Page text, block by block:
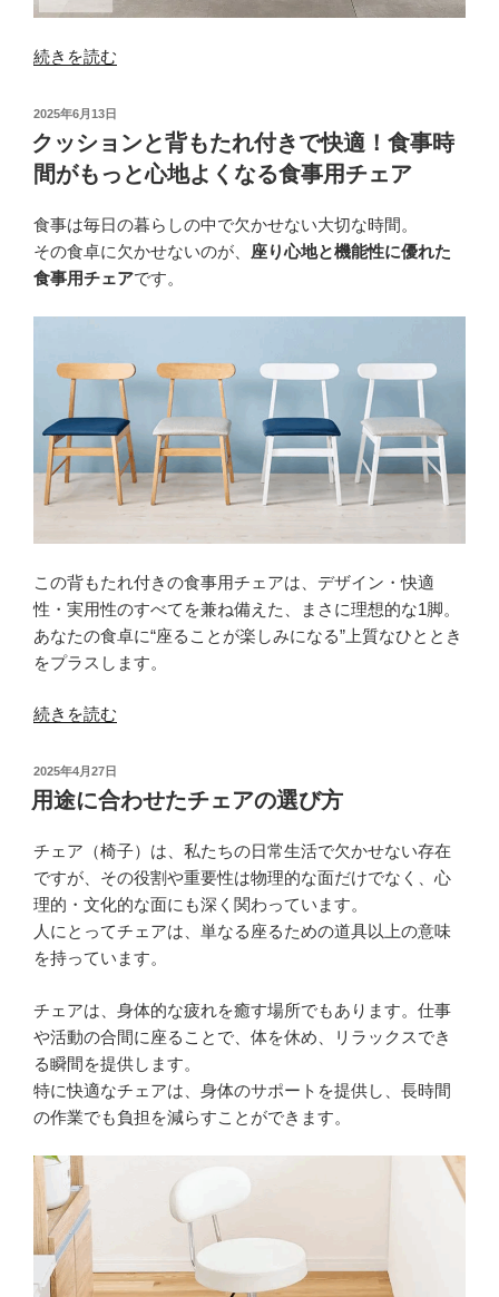
“ゆ
た
り、
な
の
に
軽
や
暮
寄
り
添
う
ア
ー
ム
チ
ア」”
続きを読む
投
稿
日:
2025年6月13日
クッションと背もたれ付きで快適！食事時
間がもっと心地よくなる食事用チェア
食事は毎日の暮らしの中で欠かせない大切な時間。
その食卓に欠かせないのが、 座り心地と機能性に優れた
食事用チェアです。
この背もたれ付きの食事用チェアは、デザイン・快適
性・実用性のすべてを兼ね備えた、まさに理想的な1脚。
あなたの食卓に“座ることが楽しみになる”上質なひととき
をプラスします。
“ク
シ
ョ
と
背
も
た
れ
き
で
快
適！
食
時
が
も
続きを読む
投
稿
日:
2025年4月27日
用途に合わせたチェアの選び方
チェア（椅子）は、私たちの日常生活で欠かせない存在
ですが、その役割や重要性は物理的な面だけでなく、心
理的・文化的な面にも深く関わっています。
人にとってチェアは、単なる座るための道具以上の意味
を持っています。
チェアは、身体的な疲れを癒す場所でもあります。仕事
や活動の合間に座ることで、体を休め、リラックスでき
る瞬間を提供します。
特に快適なチェアは、身体のサポートを提供し、長時間
の作業でも負担を減らすことができます。